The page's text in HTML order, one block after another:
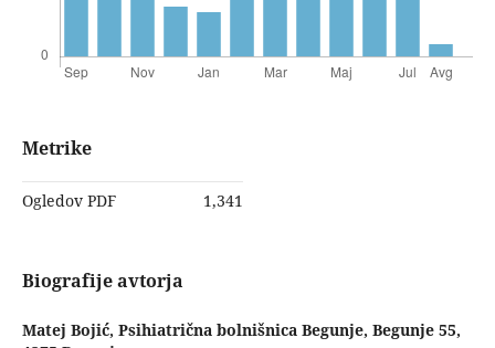
Metrike
Ogledov PDF 1,341
Biografije avtorja
Matej Bojić, Psihiatrična bolnišnica Begunje, Begunje 55,